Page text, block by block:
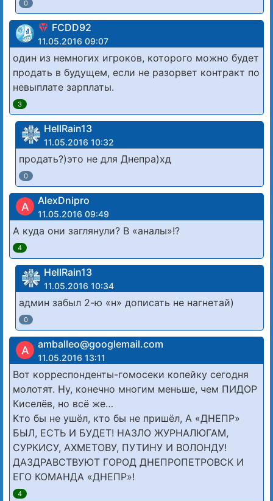
0
FCDD92
11.05.2016 09:07
один из немногих игроков, которого можно будет
продать в будущем, если не разорвет контракт по
невыплате зарплаты.
3
HellRain13
11.05.2016 10:32
продать?)это не для Днепра)хд
0
A AlexDnipro
11.05.2016 09:49
А куда они заглянули? В «аналы»!?
4
HellRain13
11.05.2016 10:34
админ забыл 2-ю «н» дописать не нагнетай)
0
A amballeo@googlemail.com
11.05.2016 13:11
Вот корреспонденты-гомосеки копейку сегодня
молотят. Ну, конечно многим меньше, чем ПИДОР
Киселёв, но всё же…
Кто бы не ушёл, кто бы не пришёл, А «ДНЕПР»
БЫЛ, ЕСТЬ И БУДЕТ! НАЗЛО ЖУРНАЛЮГАМ,
СУРКИСУ, АХМЕТОВУ, ПУТИНУ И ВОЛОНДУ!
ДАЗДРАВСТВУЮТ ГОРОД ДНЕПРОПЕТРОВСК И
ЕГО КОМАНДА «ДНЕПР»!
4